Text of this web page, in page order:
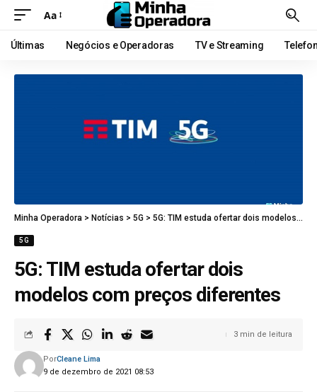
Aa
Últimas Negócios e Operadoras TV e Streaming
Minha Operadora > Notícias > 5G > 5G: TIM estuda ofertar dois modelos com preços diferentes
5G
5G: TIM estuda ofertar dois
modelos com preços diferentes
9 de dezembro de 2021 08:53
PorCleane Lima
3 min de leitura